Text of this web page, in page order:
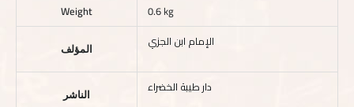
Weight
0.6 kg
المؤلف
الإمام ابن الجزي
الناشر دار طيبة الخضراء